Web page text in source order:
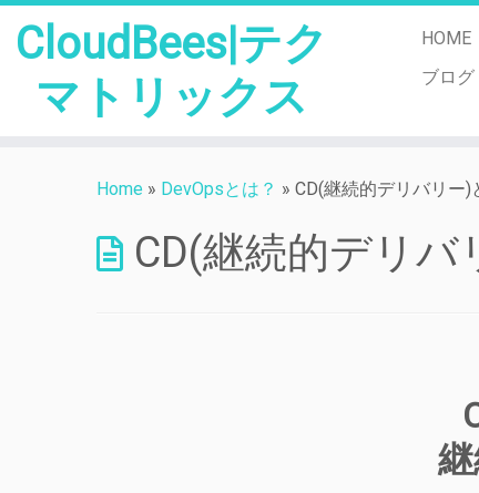
CloudBees|テク
マトリックス
HOME
ブログ
Home » DevOpsとは？ » CD(継続的デリバリー)
CD(継続的デリバ